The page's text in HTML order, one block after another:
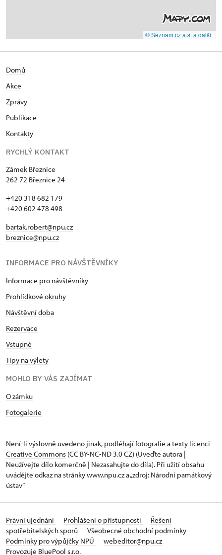
© Seznam.cz a.s. a další
Domů
Akce
Zprávy
Publikace
Kontakty
RYCHLÝ KONTAKT
Zámek Březnice
262 72 Březnice 24
+420 318 682 179
+420 602 478 498
bartak.robert@npu.cz
breznice@npu.cz
INFORMACE PRO NÁVŠTĚVNÍKY
Informace pro návštěvníky
Prohlídkové okruhy
Návštěvní doba
Rezervace
Vstupné
Tipy na výlety
MOHLO BY VÁS ZAJÍMAT
O zámku
Fotogalerie
Není-li výslovně uvedeno jinak, podléhají fotografie a texty licenci
Creative Commons (CC BY-NC-ND 3.0 CZ) (Uveďte autora |
Neužívejte dílo komerčně | Nezasahujte do díla). Při užití obsahu
uvádějte odkaz na stránky www.npu.cz a „zdroj: Národní památkový
ústav“
Právní ujednání Prohlášení o přístupnosti
Řešení
spotřebitelských sporů
Všeobecné obchodní podmínky
Podmínky pro výpůjčky NPÚ
webeditor@npu.cz
Provozuje BluePool s.r.o.